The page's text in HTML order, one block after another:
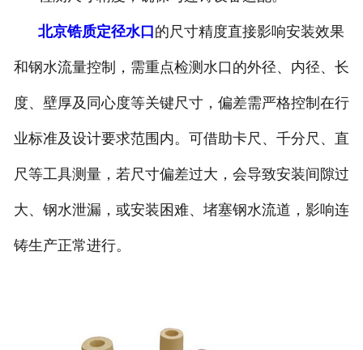
北京锆质定径水口 的尺寸精度直接影响安装效果
和钢水流量控制，需重点检测水口的外径、内径、长
度、壁厚及同心度等关键尺寸，偏差需严格控制在行
业标准及设计要求范围内。可借助卡尺、千分尺、直
尺等工具测量，若尺寸偏差过大，会导致安装间隙过
大、钢水泄漏，或安装困难、堵塞钢水流道，影响连
铸生产正常进行。